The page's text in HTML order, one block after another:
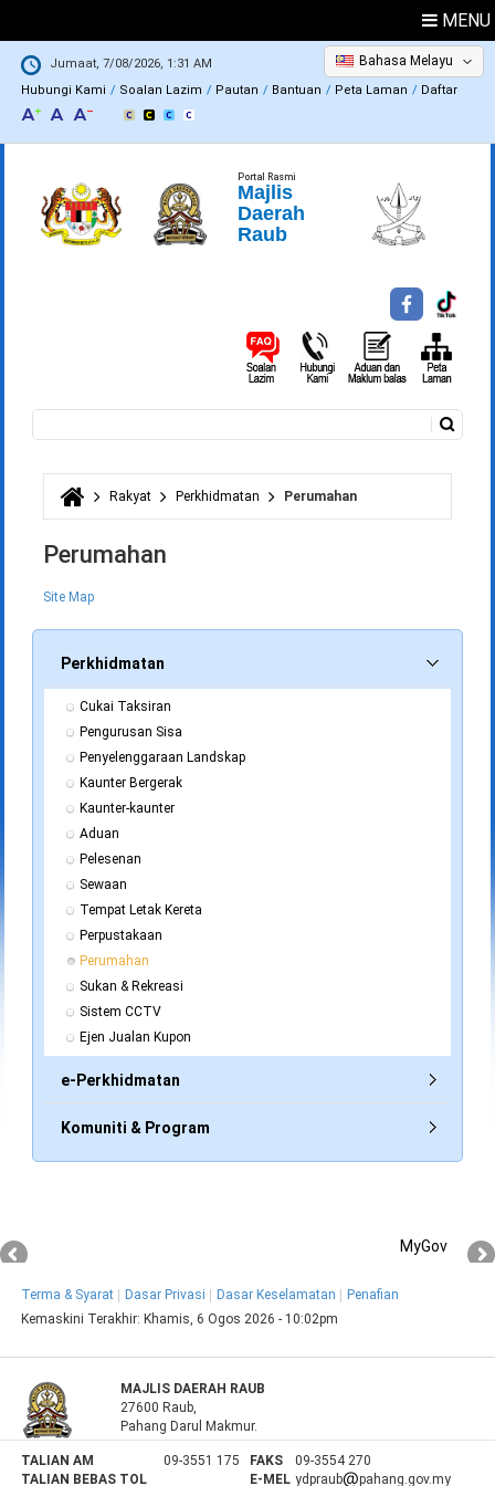
MENU
Jumaat, 7/08/2026, 1:31 AM
Hubungi Kami
Soalan Lazim Pautan Bantuan Peta Laman Daftar
Bahasa Melayu
Portal Rasmi
Majlis
Daerah
Raub
Borang carian
Anda di sini
Rakyat Perkhidmatan Perumahan
Perumahan
Site Map
Perkhidmatan
Cukai Taksiran
Pengurusan Sisa
Penyelenggaraan Landskap
Kaunter Bergerak
Kaunter-kaunter
Aduan
Pelesenan
Sewaan
Tempat Letak Kereta
Perpustakaan
Perumahan
Sukan & Rekreasi
Sistem CCTV
Ejen Jualan Kupon
e-Perkhidmatan
Komuniti & Program
MyGov
Terma & Syarat Dasar Privasi Dasar Keselamatan
Penafian
Kemaskini Terakhir: Khamis, 6 Ogos 2026 - 10:02pm
MAJLIS DAERAH RAUB
27600 Raub,
Pahang Darul Makmur.
TALIAN AM 09-3551 175 FAKS
09-3554 270
TALIAN BEBAS TOL
E-MEL ydpraub pahang.gov.my